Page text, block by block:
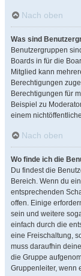
Nach oben
Was sind
Benutzergruppen
Boards in für die
Mitglied kann
Berechtigungen
Berechtigungen für
Beispiel zu
einem
Nach oben
Wo finde ich die
Du findest die
Bereich. Wenn du
entsprechenden
offen. Einige
sein und weitere
einfach durch die
eine Freischaltung,
muss daraufhin
die Gruppe
Gruppenleiter, wenn